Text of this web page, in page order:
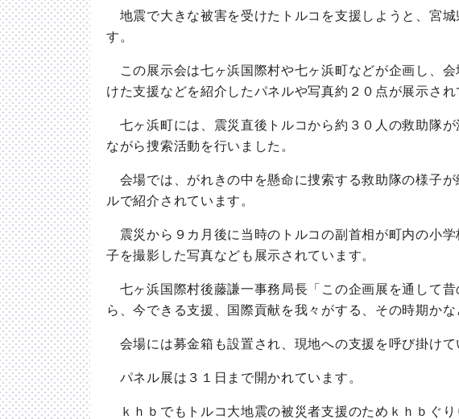
地震で大きな被害を受けたトルコを支援しようと、宮城
す。
この展示会は七ヶ浜国際村や七ヶ浜町などが企画し、
けた支援などを紹介したパネルや写真約２０点が展示され
七ヶ浜町には、震災直後トルコから約３０人の救助隊
ながら捜索活動を行いました。
会場では、がれきの中を懸命に捜索する救助隊の様子
ルで紹介されています。
震災から９カ月後に当時のトルコの副首相が町内の小
子を撮影した写真なども展示されています。
七ヶ浜国際村後藤謙一事務局長「この企画展を通して
ら、今できる支援、国際貢献を我々がする、その時期かな
会場には募金箱も設置され、現地への支援を呼び掛けて
パネル展は３１日まで開かれています。
ｋｈｂでもトルコ大地震の被災者支援のためｋｈｂぐ